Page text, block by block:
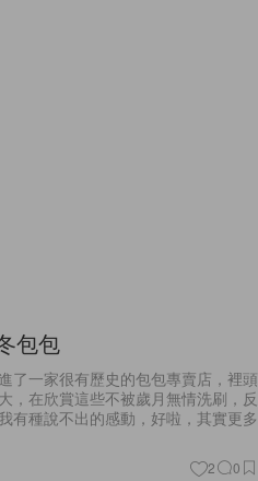
包包
了一家很有歷史的包包專賣店，裡頭
，在欣賞這些不被歲月無情洗刷，反
有種說不出的感動，好啦，其實更多
2 0